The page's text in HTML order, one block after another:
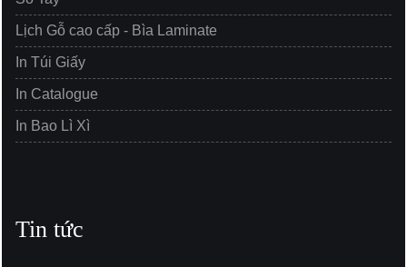
Lịch Gỗ cao cấp - Bìa Laminate
In Túi Giấy
In Catalogue
In Bao Lì Xì
Tin tức